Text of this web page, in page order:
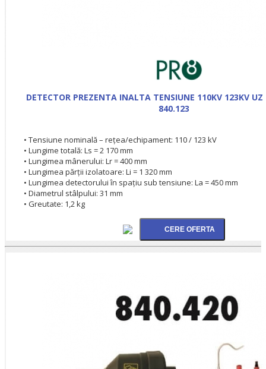
DETECTOR PREZENTA INALTA TENSIUNE 110KV 123KV UZ
840.123
• Tensiune nominală – rețea/echipament: 110 / 123 kV
• Lungime totală: Ls = 2 170 mm
• Lungimea mânerului: Lr = 400 mm
• Lungimea părții izolatoare: Li = 1 320 mm
• Lungimea detectorului în spațiu sub tensiune: La = 450 mm
• Diametrul stâlpului: 31 mm
• Greutate: 1,2 kg